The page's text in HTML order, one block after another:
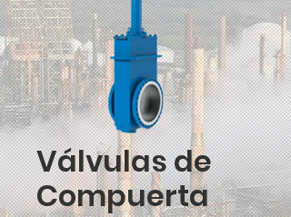
Válvulas de
Compuerta